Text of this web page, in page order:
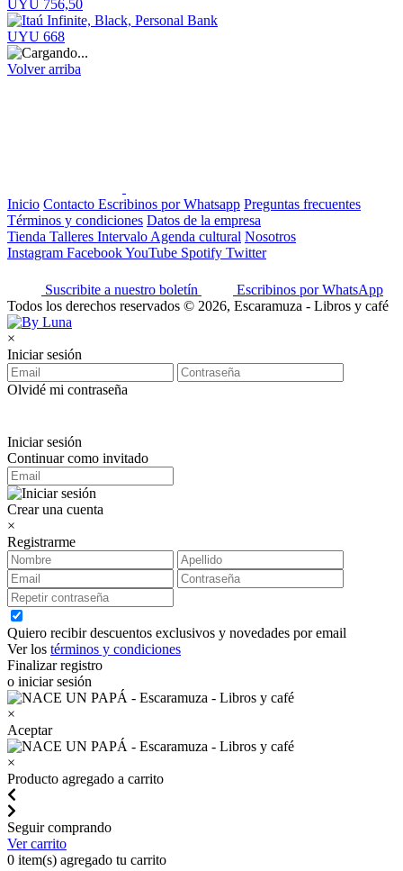
UYU 756,50
UYU 668
Volver arriba
Inicio Contacto Escribinos por Whatsapp Preguntas frecuentes
Términos y condiciones Datos de la empresa
Tienda Talleres Intervalo Agenda cultural Nosotros
Instagram FacebookYouTube Spotify Twitter
Suscribite a nuestro boletín
Escribinos por WhatsApp
Todos los derechos reservados © 2026, Escaramuza - Libros y café
×
Iniciar sesión
Olvidé mi contraseña
Iniciar sesión
Continuar como invitado
Crear una cuenta
×
Registrarme
Quiero recibir descuentos exclusivos y novedades por email
Ver los términos y condiciones
Finalizar registro
o iniciar sesión
×
Aceptar
×
Producto agregado a carrito
Seguir comprando
Ver carrito
0 item(s) agregado tu carrito